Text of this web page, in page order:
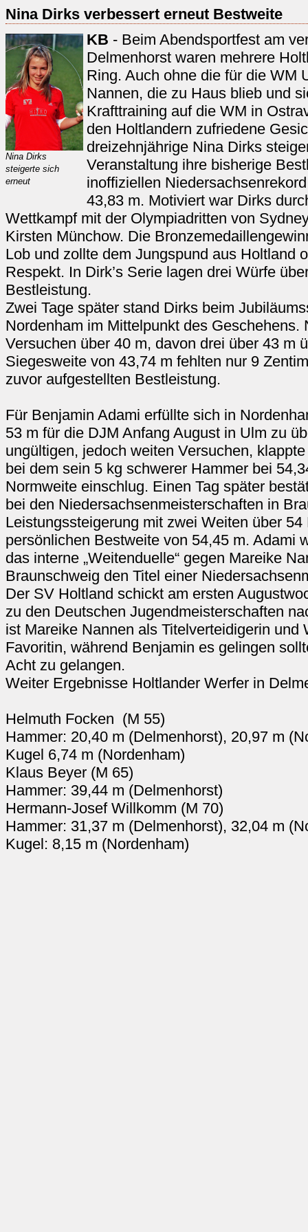
Nina Dirks verbessert erneut Bestweite
Nina Dirks
steigerte sich
erneut
KB - Beim Abendsportfest am
Delmenhorst waren mehrere
Ring. Auch ohne die für die WM
Nannen, die zu Haus blieb und
Krafttraining auf die WM in
den Holtlandern zufriedene
dreizehnjährige Nina Dirks
Veranstaltung ihre bisherige
inoffiziellen
43,83 m. Motiviert war Dirks
Wettkampf mit der Olympiadritten von
Kirsten Münchow. Die
Lob und zollte dem Jungspund aus Holtland
Respekt. In Dirk’s Serie lagen drei Würfe
Bestleistung.
Zwei Tage später stand Dirks beim
Nordenham im Mittelpunkt des Geschehens.
Versuchen über 40 m, davon drei über 43 m
Siegesweite von 43,74 m fehlten nur 9
zuvor aufgestellten Bestleistung.
Für Benjamin Adami erfüllte sich in
53 m für die DJM Anfang August in Ulm zu
ungültigen, jedoch weiten Versuchen,
bei dem sein 5 kg schwerer Hammer bei
Normweite einschlug. Einen Tag später
bei den Niedersachsenmeisterschaften in
Leistungssteigerung mit zwei Weiten über
persönlichen Bestweite von 54,45 m. Adami
das interne „Weitenduelle“ gegen Mareike
Braunschweig den Titel einer
Der SV Holtland schickt am ersten
zu den Deutschen Jugendmeisterschaften
ist Mareike Nannen als Titelverteidigerin und
Favoritin, während Benjamin es gelingen
Acht zu gelangen.
Weiter Ergebnisse Holtlander Werfer in
Helmuth Focken (M 55)
Hammer: 20,40 m (Delmenhorst), 20,97 m
Kugel 6,74 m (Nordenham)
Klaus Beyer (M 65)
Hammer: 39,44 m (Delmenhorst)
Hermann-Josef Willkomm (M 70)
Hammer: 31,37 m (Delmenhorst), 32,04 m
Kugel: 8,15 m (Nordenham)